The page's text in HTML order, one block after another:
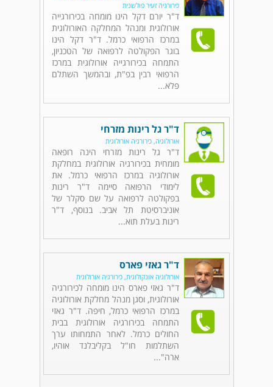
כירורגיה זעיר פולשנית
ד"ר יורם דקל הינו מומחה בכירורגייה
אורולוגית ומנהל המחלקה האורולוגית
במרכז הרפואי כרמל. ד"ר דקל הינו
בוגר הפקולטה לרפואה של הטכניון,
התמחה בכירורגייה אורולוגית במרכז
הרפואי רבין בפ"ת, ובהמשך השתלם
פלא...
ד"ר גל רינות מזרחי
אורולוגיה, כירורגיה אורולוגית
ד"ר גל רינות מזרחי הינה רופאה
מומחית בכירורגיה אורולוגית במחלקת
אורולוגיה במרכז הרפואי כרמל. את
לימודי הרפואה סיימה ד"ר רינות
בפקולטה לרפואה על שם סקלר של
אוניברסיטת תל אביב. בנוסף, ד"ר
רינות בעלת תוא...
ד"ר גאזי פארס
אורולוגיה אונקולוגית, כירורגיה אורולוגית
ד"ר גאזי פארס הינו מומחה לכירורגיה
אורולוגית, וסגן מנהל מחלקת אורולוגיה
במרכז הרפואי כרמל, חיפה. ד"ר גאזי
התמחה בכירורגיה אורולוגית בבית
החולים כרמל. לאחר התמחותו ערך
השתלמות חו"ל בקליבלנד אוהיו,
ארה"...